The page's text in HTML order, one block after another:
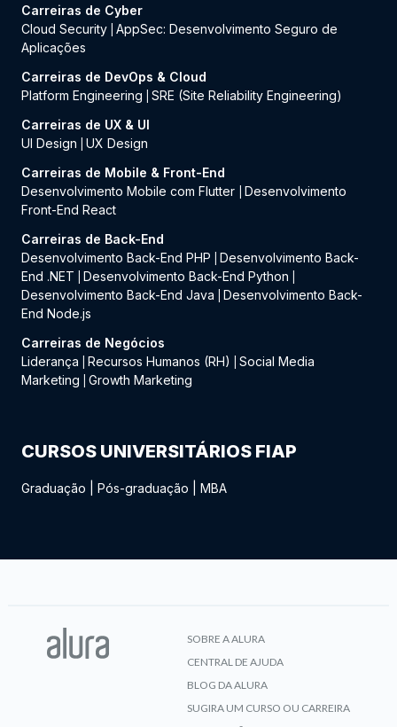
Carreiras de Cyber
Cloud Security AppSec: Desenvolvimento Seguro de
Aplicações
Carreiras de DevOps & Cloud
Platform Engineering
SRE (Site Reliability Engineering)
Carreiras de UX & UI
UI Design
UX Design
Carreiras de Mobile & Front-End
Desenvolvimento Mobile com Flutter
Desenvolvimento
Front-End React
Carreiras de Back-End
Desenvolvimento Back-End PHP
Desenvolvimento Back-
End .NET
Desenvolvimento Back-End Python
Desenvolvimento Back-End Java
Desenvolvimento Back-
End Node.js
Carreiras de Negócios
Liderança
Recursos Humanos (RH)
Social Media
Marketing
Growth Marketing
CURSOS UNIVERSITÁRIOS FIAP
Graduação Pós-graduação MBA
SOBRE A ALURA
CENTRAL DE AJUDA
BLOG DA ALURA
SUGIRA UM CURSO OU CARREIRA